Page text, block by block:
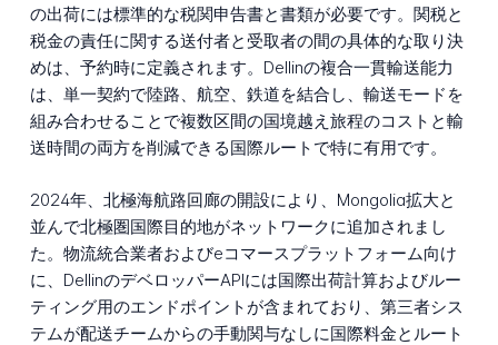
の出荷には標準的な税関申告書と書類が必要です。関税と
税金の責任に関する送付者と受取者の間の具体的な取り決
めは、予約時に定義されます。Dellinの複合一貫輸送能力
は、単一契約で陸路、航空、鉄道を結合し、輸送モードを
組み合わせることで複数区間の国境越え旅程のコストと輸
送時間の両方を削減できる国際ルートで特に有用です。
2024年、北極海航路回廊の開設により、Mongolia拡大と
並んで北極圏国際目的地がネットワークに追加されまし
た。物流統合業者およびeコマースプラットフォーム向け
に、DellinのデベロッパーAPIには国際出荷計算およびルー
ティング用のエンドポイントが含まれており、第三者シス
テムが配送チームからの手動関与なしに国際料金とルート